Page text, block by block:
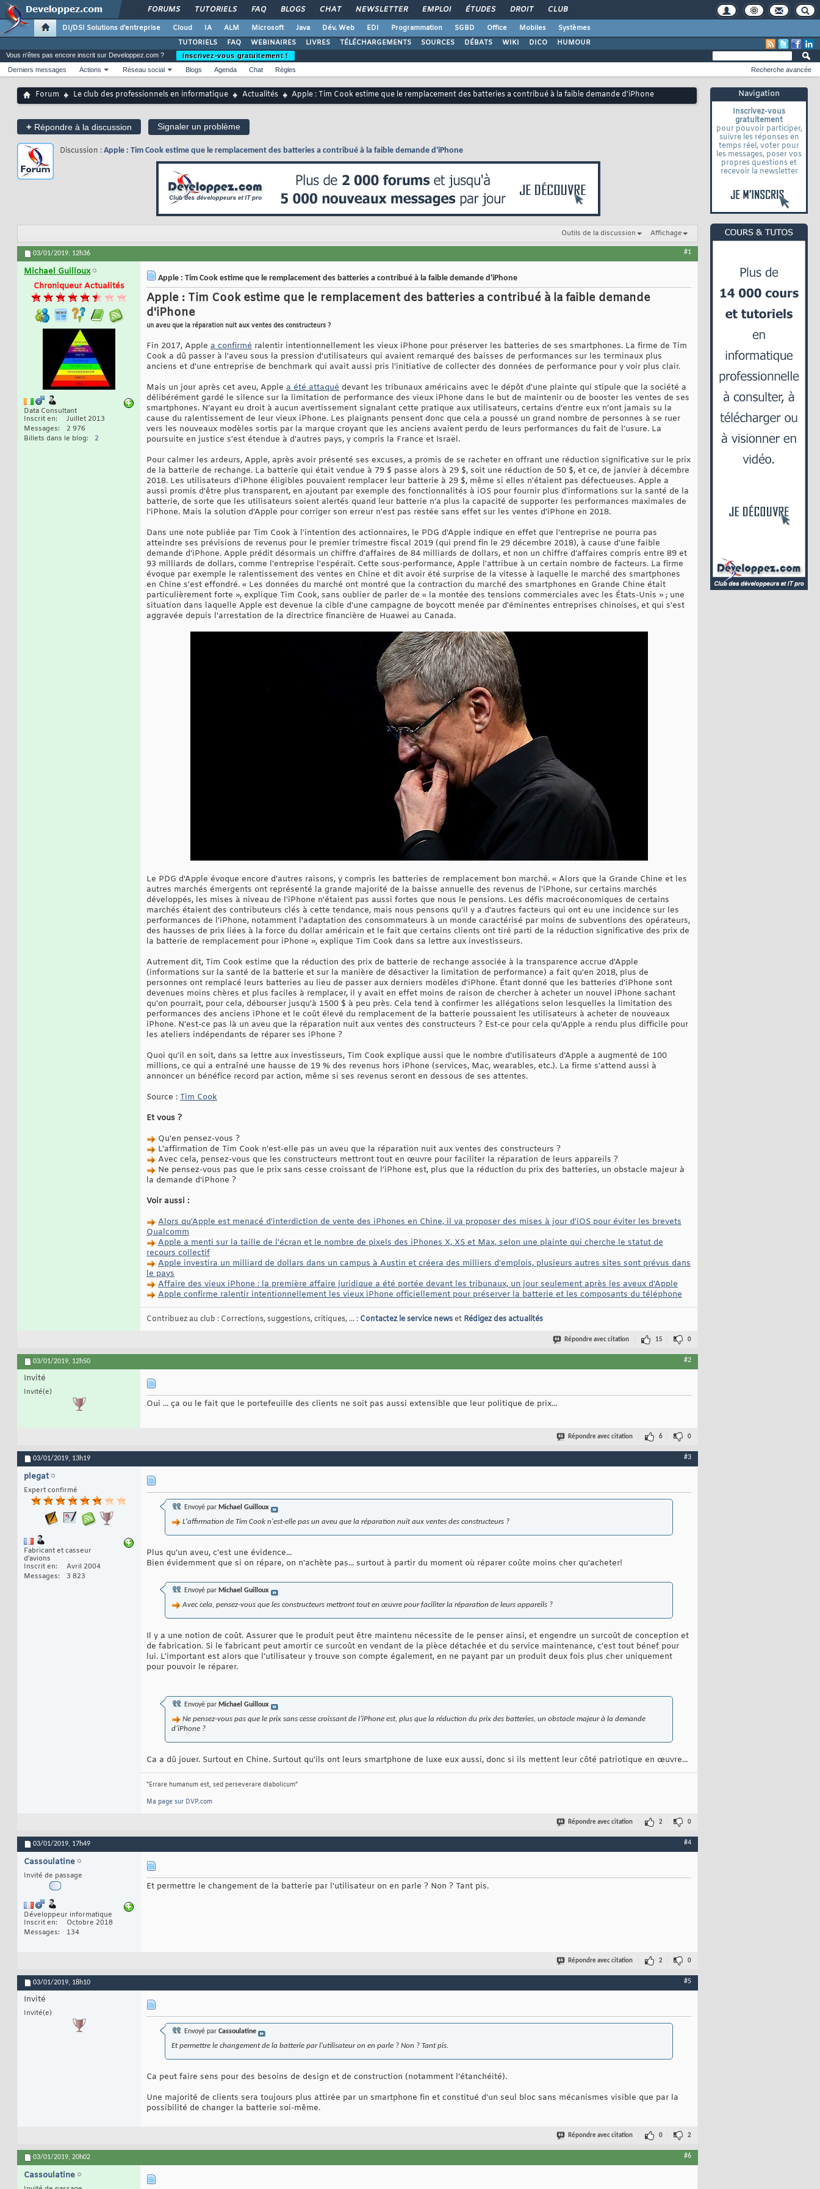
FORUMS TUTORIELS FAQ BLOGS CHAT NEWSLETTER EMPLOI ÉTUDES DROIT CLUB
DI/DSI Solutions d'entreprise Cloud IA ALM Microsoft Java Dév. Web EDI Programmation SGBD Office Mobiles
Systèmes
TUTORIELS
FAQ WEBINAIRES LIVRES TÉLÉCHARGEMENTS SOURCES DÉBATS WIKI DICO HUMOUR
Navigation
Inscrivez-vous
gratuitement
pour pouvoir participer,
suivre les réponses en
temps réel, voter pour
les messages, poser vos
propres questions et
recevoir la newsletter
Vous n'êtes pas encore inscrit sur Developpez.com ?
Inscrivez-vous gratuitement !
Derniers messages
Actions Réseau social Blogs Agenda Chat Règles Recherche avancée
Forum Le club des professionnels en informatique Actualités Apple : Tim Cook estime que le remplacement des batteries a contribué à la faible demande d'iPhone
+ Répondre à la discussion Signaler un problème
Discussion : Apple : Tim Cook estime que le remplacement des batteries a contribué à la faible demande d'iPhone
Outils de la discussion Affichage
03/01/2019, 12h36 #1
Michael Guilloux
Chroniqueur Actualités
Data Consultant
Inscrit en
Juillet 2013
Messages
2 976
Billets dans le blog
2
Apple : Tim Cook estime que le remplacement des batteries a contribué à la faible demande d'iPhone
Apple : Tim Cook estime que le remplacement des batteries a contribué à la faible demande
d'iPhone
un aveu que la réparation nuit aux ventes des constructeurs ?
Fin 2017, Apple a confirmé ralentir intentionnellement les vieux iPhone pour préserver les batteries de ses smartphones. La firme de Tim
Cook a dû passer à l'aveu sous la pression d'utilisateurs qui avaient remarqué des baisses de performances sur les terminaux plus
anciens et d'une entreprise de benchmark qui avait aussi pris l'initiative de collecter des données de performance pour y voir plus clair.
Mais un jour après cet aveu, Apple a été attaqué devant les tribunaux américains avec le dépôt d'une plainte qui stipule que la société a
délibérément gardé le silence sur la limitation de performance des vieux iPhone dans le but de maintenir ou de booster les ventes de ses
smartphones. N’ayant eu droit à aucun avertissement signalant cette pratique aux utilisateurs, certains d’entre eux n’ont jamais su la
cause du ralentissement de leur vieux iPhone. Les plaignants pensent donc que cela a poussé un grand nombre de personnes à se ruer
vers les nouveaux modèles sortis par la marque croyant que les anciens avaient perdu de leurs performances du fait de l’usure. La
poursuite en justice s'est étendue à d'autres pays, y compris la France et Israël.
Pour calmer les ardeurs, Apple, après avoir présenté ses excuses, a promis de se racheter en offrant une réduction significative sur le prix
de la batterie de rechange. La batterie qui était vendue à 79 $ passe alors à 29 $, soit une réduction de 50 $, et ce, de janvier à décembre
2018. Les utilisateurs d'iPhone éligibles pouvaient remplacer leur batterie à 29 $, même si elles n'étaient pas défectueuses. Apple a
aussi promis d'être plus transparent, en ajoutant par exemple des fonctionnalités à iOS pour fournir plus d'informations sur la santé de la
batterie, de sorte que les utilisateurs soient alertés quand leur batterie n’a plus la capacité de supporter les performances maximales de
l’iPhone. Mais la solution d'Apple pour corriger son erreur n'est pas restée sans effet sur les ventes d'iPhone en 2018.
Dans une note publiée par Tim Cook à l'intention des actionnaires, le PDG d'Apple indique en effet que l'entreprise ne pourra pas
atteindre ses prévisions de revenus pour le premier trimestre fiscal 2019 (qui prend fin le 29 décembre 2018), à cause d'une faible
demande d'iPhone. Apple prédit désormais un chiffre d'affaires de 84 milliards de dollars, et non un chiffre d’affaires compris entre 89 et
93 milliards de dollars, comme l'entreprise l'espérait. Cette sous-performance, Apple l'attribue à un certain nombre de facteurs. La firme
évoque par exemple le ralentissement des ventes en Chine et dit avoir été surprise de la vitesse à laquelle le marché des smartphones
en Chine s'est effondré. « Les données du marché ont montré que la contraction du marché des smartphones en Grande Chine était
particulièrement forte », explique Tim Cook, sans oublier de parler de « la montée des tensions commerciales avec les États-Unis » ; une
situation dans laquelle Apple est devenue la cible d'une campagne de boycott menée par d'éminentes entreprises chinoises, et qui s'est
aggravée depuis l'arrestation de la directrice financière de Huawei au Canada.
Le PDG d'Apple évoque encore d'autres raisons, y compris les batteries de remplacement bon marché. « Alors que la Grande Chine et les
autres marchés émergents ont représenté la grande majorité de la baisse annuelle des revenus de l'iPhone, sur certains marchés
développés, les mises à niveau de l'iPhone n'étaient pas aussi fortes que nous le pensions. Les défis macroéconomiques de certains
marchés étaient des contributeurs clés à cette tendance, mais nous pensons qu'il y a d'autres facteurs qui ont eu une incidence sur les
performances de l'iPhone, notamment l'adaptation des consommateurs à un monde caractérisé par moins de subventions des opérateurs,
des hausses de prix liées à la force du dollar américain et le fait que certains clients ont tiré parti de la réduction significative des prix de
la batterie de remplacement pour iPhone », explique Tim Cook dans sa lettre aux investisseurs.
Autrement dit, Tim Cook estime que la réduction des prix de batterie de rechange associée à la transparence accrue d'Apple
(informations sur la santé de la batterie et sur la manière de désactiver la limitation de performance) a fait qu'en 2018, plus de
personnes ont remplacé leurs batteries au lieu de passer aux derniers modèles d'iPhone. Étant donné que les batteries d'iPhone sont
devenues moins chères et plus faciles à remplacer, il y avait en effet moins de raison de chercher à acheter un nouvel iPhone sachant
qu'on pourrait, pour cela, débourser jusqu'à 1500 $ à peu près. Cela tend à confirmer les allégations selon lesquelles la limitation des
performances des anciens iPhone et le coût élevé du remplacement de la batterie poussaient les utilisateurs à acheter de nouveaux
iPhone. N'est-ce pas là un aveu que la réparation nuit aux ventes des constructeurs ? Est-ce pour cela qu'Apple a rendu plus difficile pour
les ateliers indépendants de réparer ses iPhone ?
Quoi qu'il en soit, dans sa lettre aux investisseurs, Tim Cook explique aussi que le nombre d’utilisateurs d’Apple a augmenté de 100
millions, ce qui a entraîné une hausse de 19 % des revenus hors iPhone (services, Mac, wearables, etc.). La firme s'attend aussi à
annoncer un bénéfice record par action, même si ses revenus seront en dessous de ses attentes.
Source : Tim Cook
Et vous ?
Qu'en pensez-vous ?
L'affirmation de Tim Cook n'est-elle pas un aveu que la réparation nuit aux ventes des constructeurs ?
Avec cela, pensez-vous que les constructeurs mettront tout en œuvre pour faciliter la réparation de leurs appareils ?
Ne pensez-vous pas que le prix sans cesse croissant de l’iPhone est, plus que la réduction du prix des batteries, un obstacle majeur à
la demande d’iPhone ?
Voir aussi :
Alors qu'Apple est menacé d'interdiction de vente des iPhones en Chine, il va proposer des mises à jour d'iOS pour éviter les brevets
Qualcomm
Apple a menti sur la taille de l'écran et le nombre de pixels des iPhones X, XS et Max, selon une plainte qui cherche le statut de
recours collectif
Apple investira un milliard de dollars dans un campus à Austin et créera des milliers d'emplois, plusieurs autres sites sont prévus dans
le pays
Affaire des vieux iPhone : la première affaire juridique a été portée devant les tribunaux, un jour seulement après les aveux d'Apple
Apple confirme ralentir intentionnellement les vieux iPhone officiellement pour préserver la batterie et les composants du téléphone
Contribuez au club : Corrections, suggestions, critiques, ... : Contactez le service newset Rédigez des actualités
Répondre avec citation 15 0
03/01/2019, 12h50 #2
Invité
Invité(e)
Oui ... ça ou le fait que le portefeuille des clients ne soit pas aussi extensible que leur politique de prix...
Répondre avec citation 6 0
03/01/2019, 13h19 #3
plegat
Expert confirmé
Fabricant et casseur
d'avions
Inscrit en
Avril 2004
Messages
3 823
Envoyé par Michael Guilloux
L'affirmation de Tim Cook n'est-elle pas un aveu que la réparation nuit aux ventes des constructeurs ?
Plus qu'un aveu, c'est une évidence...
Bien évidemment que si on répare, on n'achète pas... surtout à partir du moment où réparer coûte moins cher qu'acheter!
Envoyé par Michael Guilloux
Avec cela, pensez-vous que les constructeurs mettront tout en œuvre pour faciliter la réparation de leurs appareils ?
Il y a une notion de coût. Assurer que le produit peut être maintenu nécessite de le penser ainsi, et engendre un surcoût de conception et
de fabrication. Si le fabricant peut amortir ce surcoût en vendant de la pièce détachée et du service maintenance, c'est tout bénef pour
lui. L'important est alors que l'utilisateur y trouve son compte également, en ne payant par un produit deux fois plus cher uniquement
pour pouvoir le réparer.
Envoyé par Michael Guilloux
Ne pensez-vous pas que le prix sans cesse croissant de l’iPhone est, plus que la réduction du prix des batteries, un obstacle majeur à la demande
d’iPhone ?
Ca a dû jouer. Surtout en Chine. Surtout qu'ils ont leurs smartphone de luxe eux aussi, donc si ils mettent leur côté patriotique en œuvre...
"Errare humanum est, sed perseverare diabolicum"
Ma page sur DVP.com
Répondre avec citation 2 0
03/01/2019, 17h49 #4
Cassoulatine
Invité de passage
Développeur informatique
Inscrit en
Octobre 2018
Messages
134
Et permettre le changement de la batterie par l'utilisateur on en parle ? Non ? Tant pis.
Répondre avec citation 2 0
03/01/2019, 18h10 #5
Invité
Invité(e)
Envoyé par Cassoulatine
Et permettre le changement de la batterie par l'utilisateur on en parle ? Non ? Tant pis.
Ca peut faire sens pour des besoins de design et de construction (notamment l'étanchéité).
Une majorité de clients sera toujours plus attirée par un smartphone fin et constitué d'un seul bloc sans mécanismes visible que par la
possibilité de changer la batterie soi-même.
Répondre avec citation 0 2
03/01/2019, 20h02 #6
Cassoulatine